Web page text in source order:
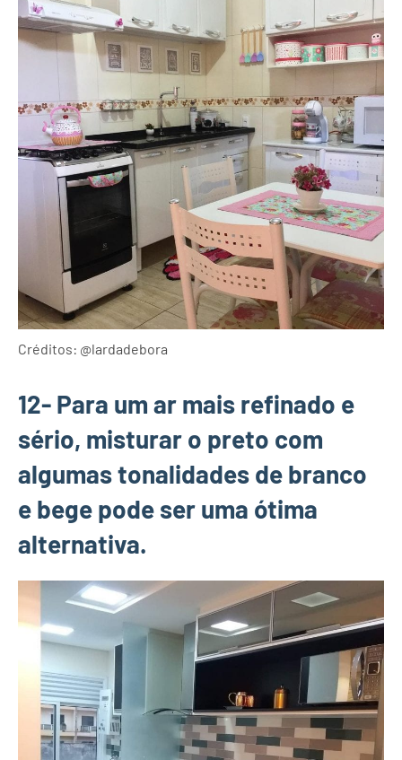
Créditos: @lardadebora
12- Para um ar mais refinado e
sério, misturar o preto com
algumas tonalidades de branco
e bege pode ser uma ótima
alternativa.